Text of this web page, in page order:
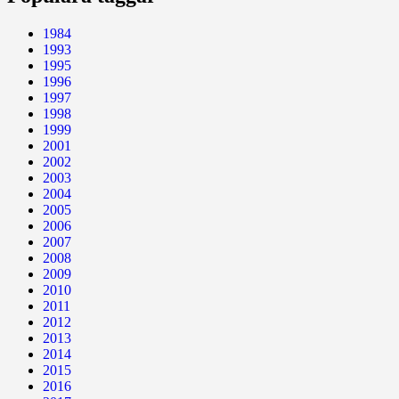
1984
1993
1995
1996
1997
1998
1999
2001
2002
2003
2004
2005
2006
2007
2008
2009
2010
2011
2012
2013
2014
2015
2016